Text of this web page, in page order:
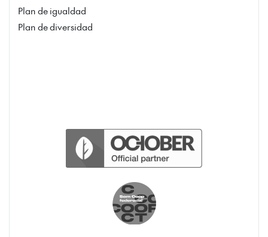
Plan de igualdad
Plan de diversidad